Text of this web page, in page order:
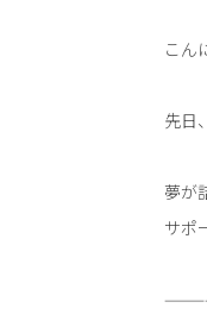
こん
先日
夢が
サポ